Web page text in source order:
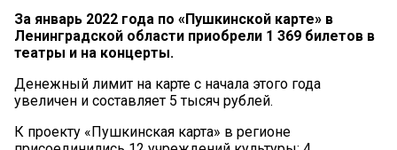
За январь 2022 года по «Пушкинской карте» в
Ленинградской области приобрели 1 369 билетов в
театры и на концерты.
Денежный лимит на карте с начала этого года
увеличен и составляет 5 тысяч рублей.
К проекту «Пушкинская карта» в регионе